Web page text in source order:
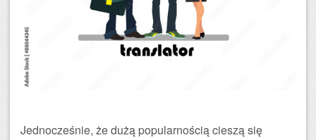
Jednocześnie, że dużą popularnością cieszą się